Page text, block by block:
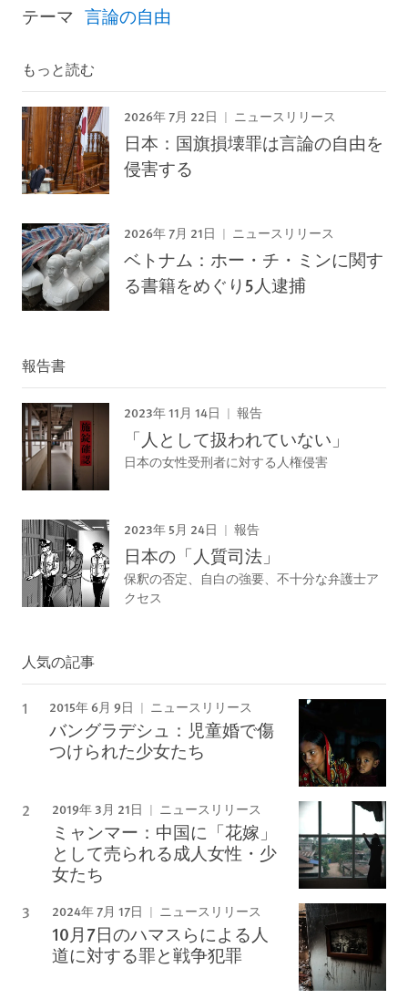
テーマ 言論の自由
もっと読む
2026年 7月 22日 ニュースリリース
日本：国旗損壊罪は言論の自由を
侵害する
2026年 7月 21日 ニュースリリース
ベトナム：ホー・チ・ミンに関す
る書籍をめぐり5人逮捕
報告書
2023年 11月 14日 報告
「人として扱われていない」
日本の女性受刑者に対する人権侵害
2023年 5月 24日 報告
日本の「人質司法」
保釈の否定、自白の強要、不十分な弁護士ア
クセス
人気の記事
2015年 6月 9日 ニュースリリース
バングラデシュ：児童婚で傷
つけられた少女たち
2019年 3月 21日 ニュースリリース
ミャンマー：中国に「花嫁」
として売られる成人女性・少
女たち
2024年 7月 17日 ニュースリリース
10月7日のハマスらによる人
道に対する罪と戦争犯罪